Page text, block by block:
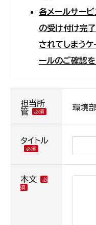
各メールサービ
の受け付け完
されてしまうケ
ールのご確認を
担当所
管
環境
タイトル
本文